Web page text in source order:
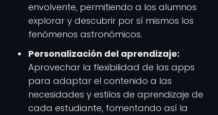
envolvente, permitiendo a los alumnos
explorar y descubrir por sí mismos los
fenómenos astronómicos.
Personalización del aprendizaje:
Aprovechar la flexibilidad de las apps
para adaptar el contenido a las
necesidades y estilos de aprendizaje de
cada estudiante, fomentando así la